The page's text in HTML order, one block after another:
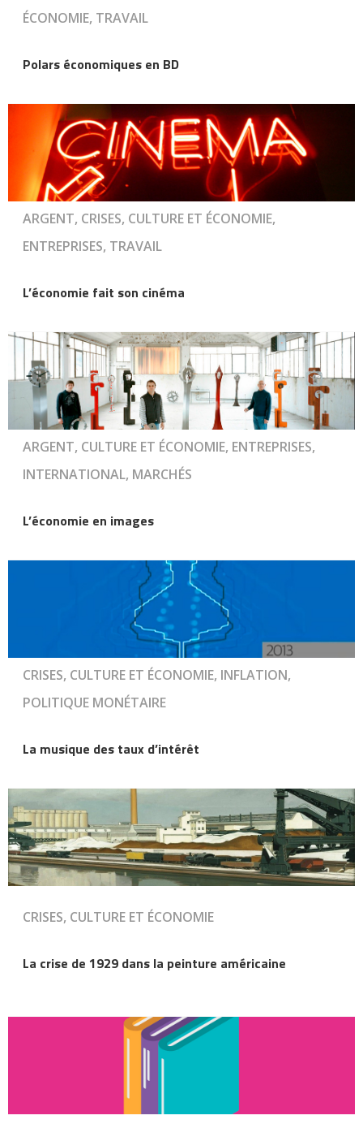
ÉCONOMIE, TRAVAIL
Polars économiques en BD
ARGENT, CRISES, CULTURE ET ÉCONOMIE,
ENTREPRISES, TRAVAIL
L’économie fait son cinéma
ARGENT, CULTURE ET ÉCONOMIE, ENTREPRISES,
INTERNATIONAL, MARCHÉS
L’économie en images
CRISES, CULTURE ET ÉCONOMIE, INFLATION,
POLITIQUE MONÉTAIRE
La musique des taux d’intérêt
CRISES, CULTURE ET ÉCONOMIE
La crise de 1929 dans la peinture américaine